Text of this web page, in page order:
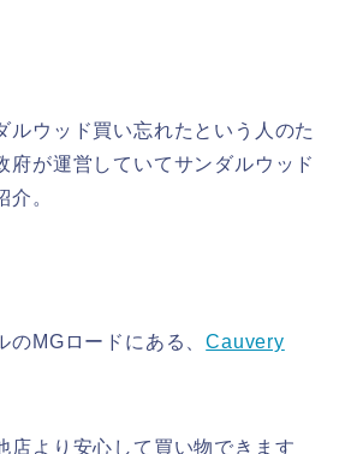
ルウッド買い忘れたという人のた
府が運営していてサンダルウッド
介。
のMGロードにある、Cauvery
店より安心して買い物できます